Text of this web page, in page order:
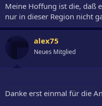
Meine Hoffung ist die, daß
nur in dieser Region nicht
alex75
Neues Mitglied
Danke erst einmal für die